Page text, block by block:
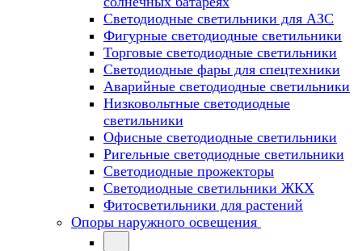
Светодиодные светильники для АЗС
Фигурные светодиодные светильники
Торговые светодиодные светильники
Cветодиодные фары для спецтехники
Аварийные светодиодные светильники
Низковольтные светодиодные
светильники
Офисные светодиодные светильники
Ригельные светодиодные светильники
Светодиодные прожекторы
Светодиодные светильники ЖКХ
Фитосветильники для растений
Опоры наружного освещения